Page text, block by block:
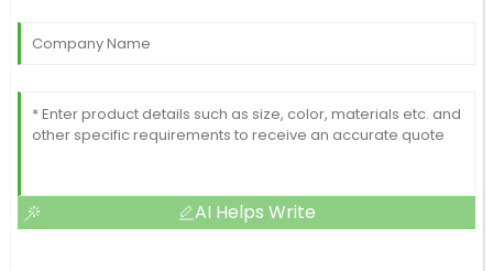
AI Helps Write